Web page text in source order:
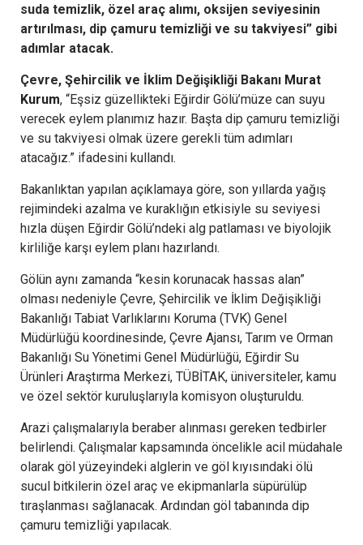
suda temizlik, özel araç alımı, oksijen seviyesinin
artırılması, dip çamuru temizliği ve su takviyesi” gibi
adımlar atacak.
Çevre, Şehircilik ve İklim Değişikliği Bakanı Murat
Kurum, “Eşsiz güzellikteki Eğirdir Gölü’müze can suyu
verecek eylem planımız hazır. Başta dip çamuru temizliği
ve su takviyesi olmak üzere gerekli tüm adımları
atacağız.” ifadesini kullandı.
Bakanlıktan yapılan açıklamaya göre, son yıllarda yağış
rejimindeki azalma ve kuraklığın etkisiyle su seviyesi
hızla düşen Eğirdir Gölü’ndeki alg patlaması ve biyolojik
kirliliğe karşı eylem planı hazırlandı.
Gölün aynı zamanda “kesin korunacak hassas alan”
olması nedeniyle Çevre, Şehircilik ve İklim Değişikliği
Bakanlığı Tabiat Varlıklarını Koruma (TVK) Genel
Müdürlüğü koordinesinde, Çevre Ajansı, Tarım ve Orman
Bakanlığı Su Yönetimi Genel Müdürlüğü, Eğirdir Su
Ürünleri Araştırma Merkezi, TÜBİTAK, üniversiteler, kamu
ve özel sektör kuruluşlarıyla komisyon oluşturuldu.
Arazi çalışmalarıyla beraber alınması gereken tedbirler
belirlendi. Çalışmalar kapsamında öncelikle acil müdahale
olarak göl yüzeyindeki alglerin ve göl kıyısındaki ölü
sucul bitkilerin özel araç ve ekipmanlarla süpürülüp
tıraşlanması sağlanacak. Ardından göl tabanında dip
çamuru temizliği yapılacak.